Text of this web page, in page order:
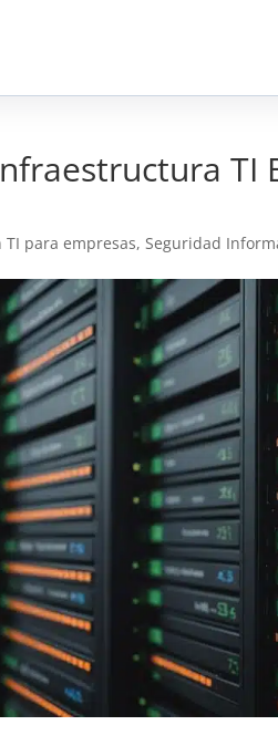
TI
para empresas,Seguridad